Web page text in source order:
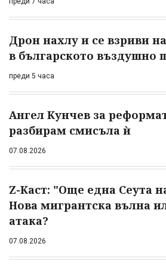
Дрон нахлу и се взриви
в българското въздушно
преди 5 часа
Ангел Кунчев за
разбирам смисъла ѝ
07.08.2026
Z-Каст: "Още една Сеута
Нова мигрантска вълна
атака?
07.08.2026